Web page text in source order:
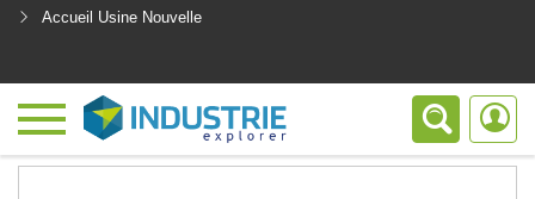
Accueil Usine Nouvelle